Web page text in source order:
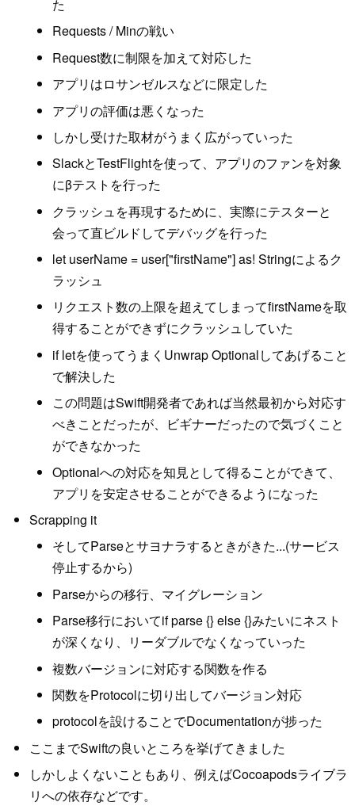
た
Requests / Minの戦い
Request数に制限を加えて対応した
アプリはロサンゼルスなどに限定した
アプリの評価は悪くなった
しかし受けた取材がうまく広がっていった
SlackとTestFlightを使って、アプリのファンを対象
にβテストを行った
クラッシュを再現するために、実際にテスターと
会って直ビルドしてデバッグを行った
let userName = user["firstName"] as! Stringによるク
ラッシュ
リクエスト数の上限を超えてしまってfirstNameを取
得することができずにクラッシュしていた
if letを使ってうまくUnwrap Optionalしてあげること
で解決した
この問題はSwift開発者であれば当然最初から対応す
べきことだったが、ビギナーだったので気づくこと
ができなかった
Optionalへの対応を知見として得ることができて、
アプリを安定させることができるようになった
Scrapping it
そしてParseとサヨナラするときがきた...(サービス
停止するから)
Parseからの移行、マイグレーション
Parse移行においてif parse {} else {}みたいにネスト
が深くなり、リーダブルでなくなっていった
複数バージョンに対応する関数を作る
関数をProtocolに切り出してバージョン対応
protocolを設けることでDocumentationが捗った
ここまでSwiftの良いところを挙げてきました
しかしよくないこともあり、例えばCocoapodsライブラ
リへの依存などです。